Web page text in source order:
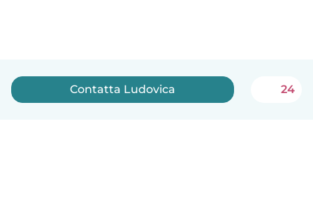
Contatta Ludovica 24